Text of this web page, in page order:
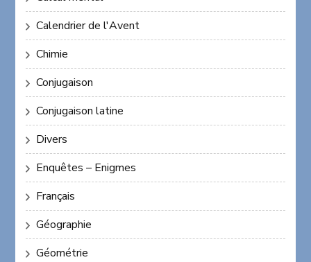
Calendrier de l'Avent
Chimie
Conjugaison
Conjugaison latine
Divers
Enquêtes – Enigmes
Français
Géographie
Géométrie